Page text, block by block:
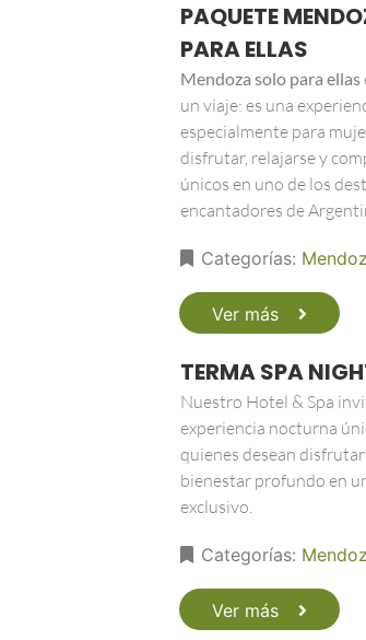
PAQUETE
PARA ELLAS
Mendoza solo para ellas
un viaje: es una
especialmente para
disfrutar, relajarse y
únicos en uno de los
encantadores de
Categorías:
Ver más
TERMA SPA
Nuestro Hotel & Spa
experiencia nocturna
quienes desean
bienestar profundo en
exclusivo.
Categorías:
Ver más